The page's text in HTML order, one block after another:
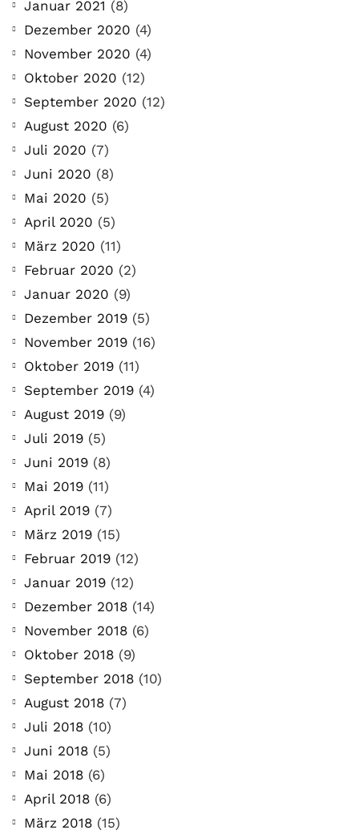
Januar 2021 (8)
Dezember 2020 (4)
November 2020 (4)
Oktober 2020 (12)
September 2020 (12)
August 2020 (6)
Juli 2020 (7)
Juni 2020 (8)
Mai 2020 (5)
April 2020 (5)
März 2020 (11)
Februar 2020 (2)
Januar 2020 (9)
Dezember 2019 (5)
November 2019 (16)
Oktober 2019 (11)
September 2019 (4)
August 2019 (9)
Juli 2019 (5)
Juni 2019 (8)
Mai 2019 (11)
April 2019 (7)
März 2019 (15)
Februar 2019 (12)
Januar 2019 (12)
Dezember 2018 (14)
November 2018 (6)
Oktober 2018 (9)
September 2018 (10)
August 2018 (7)
Juli 2018 (10)
Juni 2018 (5)
Mai 2018 (6)
April 2018 (6)
März 2018 (15)